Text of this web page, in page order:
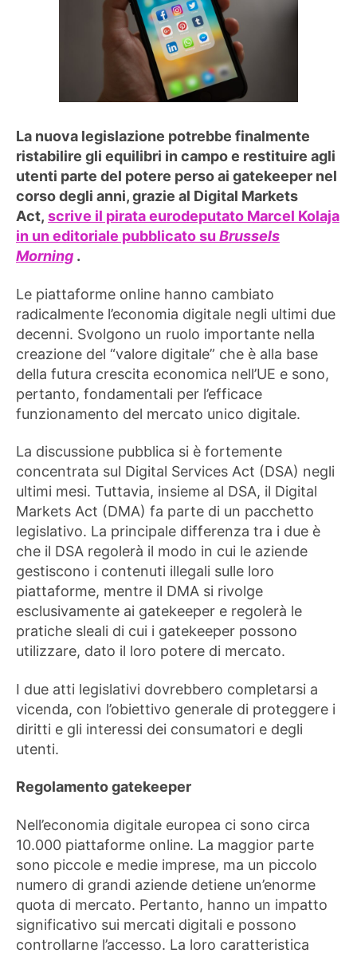
La nuova legislazione potrebbe finalmente
ristabilire gli equilibri in campo e restituire agli
utenti parte del potere perso ai gatekeeper nel
corso degli anni, grazie al Digital Markets
Act, scrive il pirata eurodeputato Marcel Kolaja
in un editoriale pubblicato su Brussels
Morning .
Le piattaforme online hanno cambiato
radicalmente l’economia digitale negli ultimi due
decenni. Svolgono un ruolo importante nella
creazione del “valore digitale” che è alla base
della futura crescita economica nell’UE e sono,
pertanto, fondamentali per l’efficace
funzionamento del mercato unico digitale.
La discussione pubblica si è fortemente
concentrata sul Digital Services Act (DSA) negli
ultimi mesi. Tuttavia, insieme al DSA, il Digital
Markets Act (DMA) fa parte di un pacchetto
legislativo. La principale differenza tra i due è
che il DSA regolerà il modo in cui le aziende
gestiscono i contenuti illegali sulle loro
piattaforme, mentre il DMA si rivolge
esclusivamente ai gatekeeper e regolerà le
pratiche sleali di cui i gatekeeper possono
utilizzare, dato il loro potere di mercato.
I due atti legislativi dovrebbero completarsi a
vicenda, con l’obiettivo generale di proteggere i
diritti e gli interessi dei consumatori e degli
utenti.
Regolamento gatekeeper
Nell’economia digitale europea ci sono circa
10.000 piattaforme online. La maggior parte
sono piccole e medie imprese, ma un piccolo
numero di grandi aziende detiene un’enorme
quota di mercato. Pertanto, hanno un impatto
significativo sui mercati digitali e possono
controllarne l’accesso. La loro caratteristica